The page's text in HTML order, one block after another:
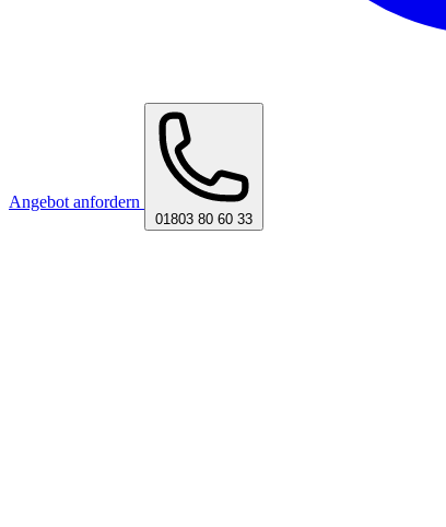
Angebot anfordern
01803 80 60 33